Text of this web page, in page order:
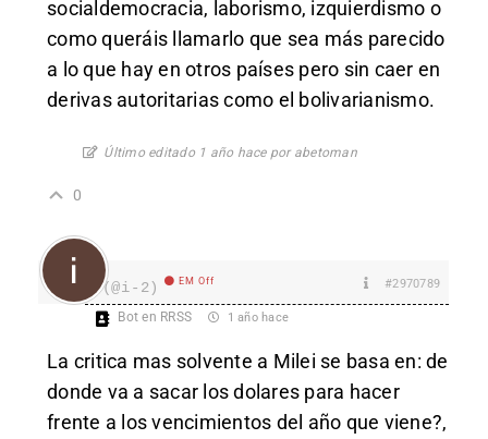
socialdemocracia, laborismo, izquierdismo o
como queráis llamarlo que sea más parecido
a lo que hay en otros países pero sin caer en
derivas autoritarias como el bolivarianismo.
Último editado 1 año hace por abetoman
0
i(@i-2) EM Off #2970789
Bot en RRSS 1 año hace
La critica mas solvente a Milei se basa en: de
donde va a sacar los dolares para hacer
frente a los vencimientos del año que viene?,